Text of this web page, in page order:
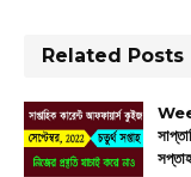
Related Posts
সপ্তাহ